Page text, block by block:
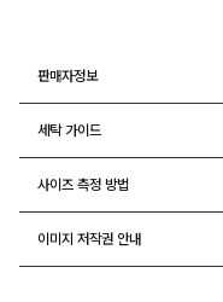
판매자정보
세탁 가이드
사이즈 측정 방법
이미지 저작권 안내